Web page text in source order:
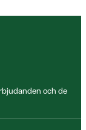
och de